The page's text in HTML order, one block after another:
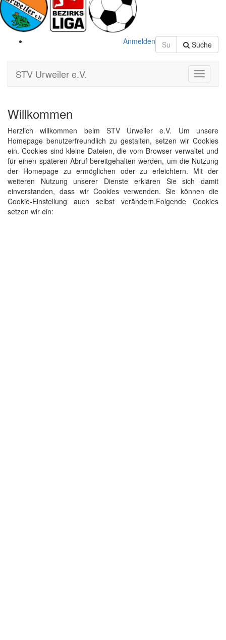
Suche
Anmelden
Toggle
STV Urweiler e.V.
Willkommen
Herzlich willkommen beim STV Urweiler e.V. Um unsere
Homepage benutzerfreundlich zu gestalten, setzen wir Cookies
ein. Cookies sind kleine Dateien, die vom Browser verwaltet und
für einen späteren Abruf bereitgehalten werden, um die Nutzung
der Homepage zu ermöglichen oder zu erleichtern. Mit der
weiteren Nutzung unserer Dienste erklären Sie sich damit
einverstanden, dass wir Cookies verwenden. Sie können die
Cookie-Einstellung auch selbst verändern.Folgende Cookies
setzen wir ein: